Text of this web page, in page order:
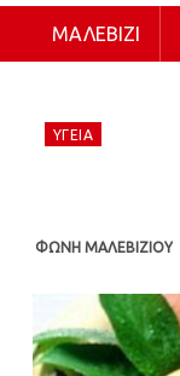
ΜΑΛΕΒΊΖΙ
ΥΓΕΊΑ
ΦΩΝΗ ΜΑΛΕΒΙΖΙΟΥ